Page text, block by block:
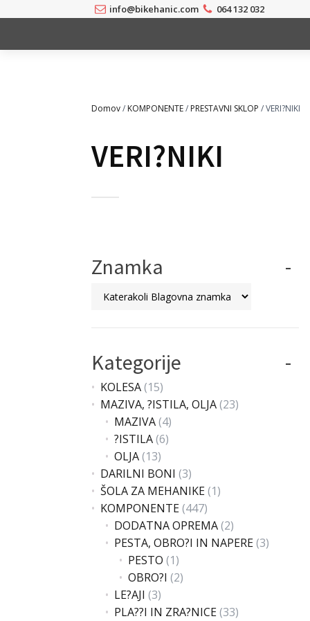
info@bikehanic.com 064 132 032
Domov/ KOMPONENTE/ PRESTAVNI SKLOP / VERI?NIKI
VERI?NIKI
Znamka
Kategorije
KOLESA(15)
MAZIVA, ?ISTILA, OLJA(23)
MAZIVA(4)
?ISTILA(6)
OLJA(13)
DARILNI BONI (3)
ŠOLA ZA MEHANIKE(1)
KOMPONENTE(447)
DODATNA OPREMA(2)
PESTA, OBRO?I IN NAPERE(3)
PESTO (1)
OBRO?I (2)
LE?AJI (3)
PLA??I IN ZRA?NICE(33)